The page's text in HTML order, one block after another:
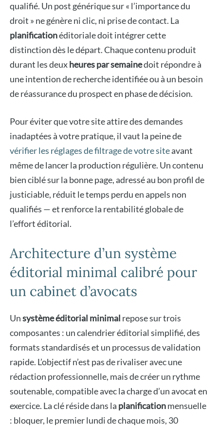
qualifié. Un post générique sur « l’importance du
droit » ne génère ni clic, ni prise de contact. La
planificationéditoriale doit intégrer cette
distinction dès le départ. Chaque contenu produit
durant les deuxheures par semainedoit répondre à
une intention de recherche identifiée ou à un besoin
de réassurance du prospect en phase de décision.
Pour éviter que votre site attire des demandes
inadaptées à votre pratique, il vaut la peine de
vérifier les réglages de filtrage de votre siteavant
même de lancer la production régulière. Un contenu
bien ciblé sur la bonne page, adressé au bon profil de
justiciable, réduit le temps perdu en appels non
qualifiés — et renforce la rentabilité globale de
l’effort éditorial.
Architecture d’un système
éditorial minimal calibré pour
un cabinet d’avocats
Unsystème éditorial minimal repose sur trois
composantes : un calendrier éditorial simplifié, des
formats standardisés et un processus de validation
rapide. L’objectif n’est pas de rivaliser avec une
rédaction professionnelle, mais de créer un rythme
soutenable, compatible avec la charge d’un avocat en
exercice. La clé réside dans la planificationmensuelle
: bloquer, le premier lundi de chaque mois, 30